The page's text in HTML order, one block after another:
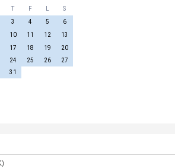
T F
S
3 4 5
6
10 11 12
13
17 18 19
20
24 25 26
27
31